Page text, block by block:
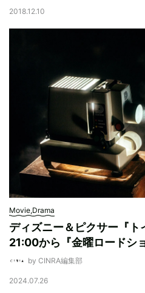
2018.12.10
Movie,Drama
ディズニー＆ピクサー『ト
21:00から『金曜ロードシ
by CINRA編集部
2024.07.26